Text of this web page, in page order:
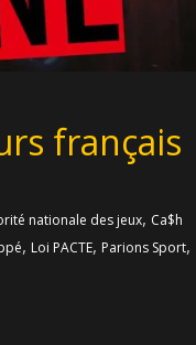
français
nationale des jeux, Ca$h
, Loi PACTE, Parions Sport,